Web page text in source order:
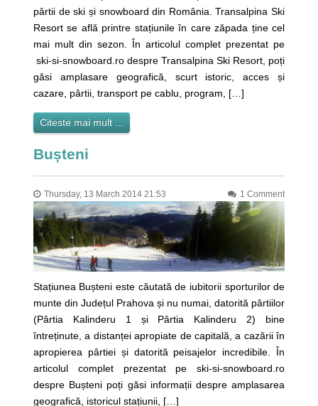
pârtii de ski și snowboard din România. Transalpina Ski
Resort se află printre stațiunile în care zăpada ține cel
mai mult din sezon. În articolul complet prezentat pe
ski-si-snowboard.ro despre Transalpina Ski Resort, poți
găsi amplasare geografică, scurt istoric, acces și
cazare, pârtii, transport pe cablu, program, […]
Citeste mai mult ...
Bușteni
Thursday, 13 March 2014 21:53 1 Comment
Stațiunea Bușteni este căutată de iubitorii sporturilor de
munte din Județul Prahova și nu numai, datorită pârtiilor
(Pârtia Kalinderu 1 și Pârtia Kalinderu 2) bine
întreținute, a distanței apropiate de capitală, a cazării în
apropierea pârtiei și datorită peisajelor incredibile. În
articolul complet prezentat pe ski-si-snowboard.ro
despre Bușteni poți găsi informații despre amplasarea
geografică, istoricul stațiunii, […]